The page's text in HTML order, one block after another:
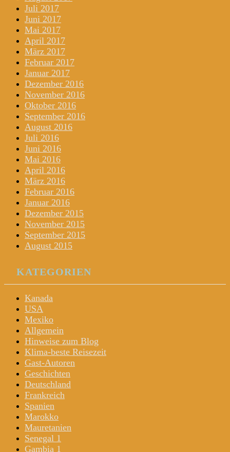
Juli 2017
Juni 2017
Mai 2017
April 2017
März 2017
Februar 2017
Januar 2017
Dezember 2016
November 2016
Oktober 2016
September 2016
August 2016
Juli 2016
Juni 2016
Mai 2016
April 2016
März 2016
Februar 2016
Januar 2016
Dezember 2015
November 2015
September 2015
August 2015
KATEGORIEN
Kanada
USA
Mexiko
Allgemein
Hinweise zum Blog
Klima-beste Reisezeit
Gast-Autoren
Geschichten
Deutschland
Frankreich
Spanien
Marokko
Mauretanien
Senegal 1
Gambia 1